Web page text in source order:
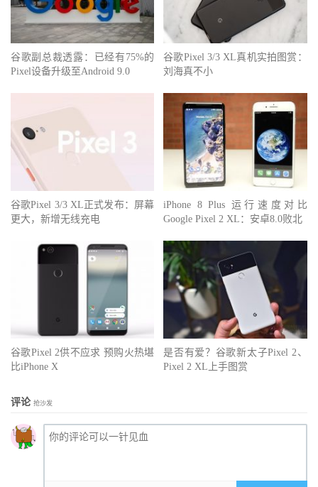
谷歌副总裁透露：已经有75%的
Pixel设备升级至Android 9.0
谷歌Pixel 3/3 XL真机实拍图赏：
刘海真不小
谷歌Pixel 3/3 XL正式发布：屏幕
更大，新增无线充电
iPhone 8 Plus 运行速度对比
Google Pixel 2 XL：安卓8.0败北
谷歌Pixel 2供不应求 预购火热堪
比iPhone X
是否有爱？谷歌新太子Pixel 2、
Pixel 2 XL上手图赏
评论 抢沙发